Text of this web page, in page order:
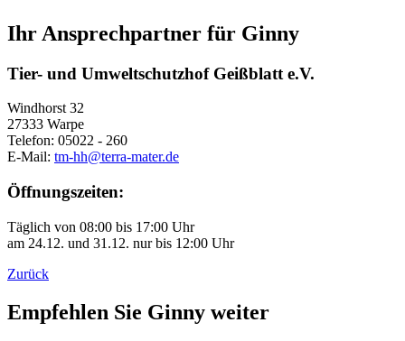
Ihr Ansprechpartner für Ginny
Tier- und Umweltschutzhof Geißblatt e.V.
Windhorst 32
27333 Warpe
Telefon: 05022 - 260
E-Mail: tm-hh@terra-mater.de
Öffnungszeiten:
Täglich von 08:00 bis 17:00 Uhr
am 24.12. und 31.12. nur bis 12:00 Uhr
Zurück
Empfehlen Sie Ginny weiter